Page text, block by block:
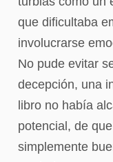
que dificultaba
involucrarse
No pude evitar
decepción, una
libro no había
potencial, de
simplemente